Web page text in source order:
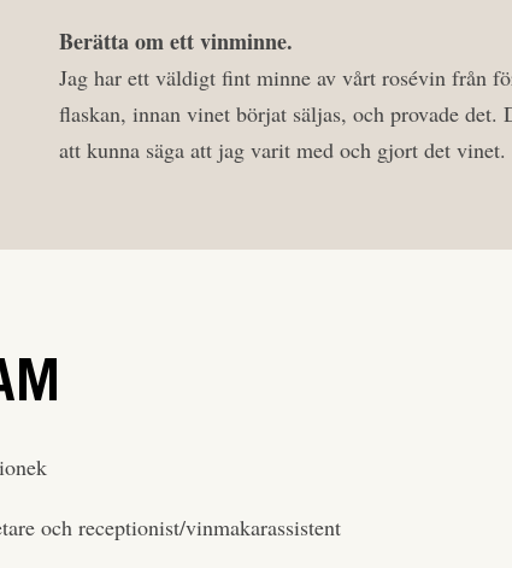
Berätta om ett vinminne.
Jag har ett väldigt fint minne av vårt rosévin från
flaskan, innan vinet börjat säljas, och provade
att kunna säga att jag varit med och gjort det vinet.
och receptionist/vinmakarassistent